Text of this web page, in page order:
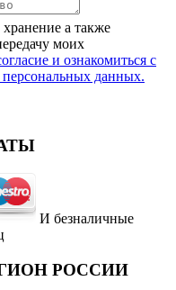
а также
моих
и ознакомиться с
данных.
И безналичные
РОССИИ